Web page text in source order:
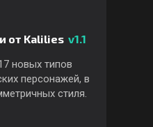
от Kalilies v1.1
новых типов
персонажей, в
стиля.